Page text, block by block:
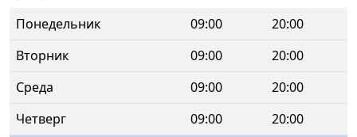
Понедельник 09:00
20:00
Вторник
09:00
20:00
Среда
09:00
20:00
Четверг
09:00
20:00